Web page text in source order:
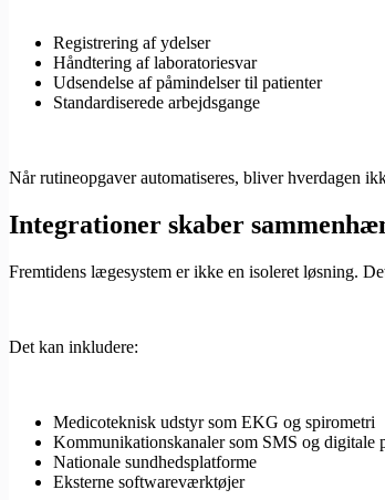
Registrering af ydelser
Håndtering af laboratoriesvar
Udsendelse af påmindelser til patienter
Standardiserede arbejdsgange
Når rutineopgaver automatiseres, bliver hverdagen
Integrationer skaber
Fremtidens lægesystem er ikke en isoleret løsning.
Det kan inkludere:
Medicoteknisk udstyr som EKG og spirometri
Kommunikationskanaler som SMS og digitale
Nationale sundhedsplatforme
Eksterne softwareværktøjer